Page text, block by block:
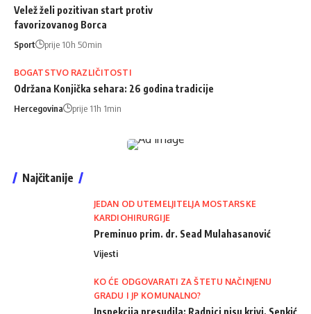
Velež želi pozitivan start protiv
favorizovanog Borca
Sport prije 10h 50min
BOGATSTVO RAZLIČITOSTI
Održana Konjička sehara: 26 godina tradicije
Hercegovina prije 11h 1min
Najčitanije
JEDAN OD UTEMELJITELJA MOSTARSKE
KARDIOHIRURGIJE
Preminuo prim. dr. Sead Mulahasanović
Vijesti
KO ĆE ODGOVARATI ZA ŠTETU NAČINJENU
GRADU I JP KOMUNALNO?
Inspekcija presudila: Radnici nisu krivi, Senkić